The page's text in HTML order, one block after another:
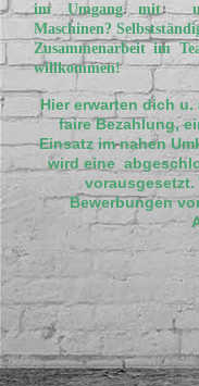
im Umgang mit
Maschinen?
Zusammenarbeit im
willkommen!
Hier erwarten dich
faire Bezahlung,
Einsatz im nahen
wird eine
Bewerbungen